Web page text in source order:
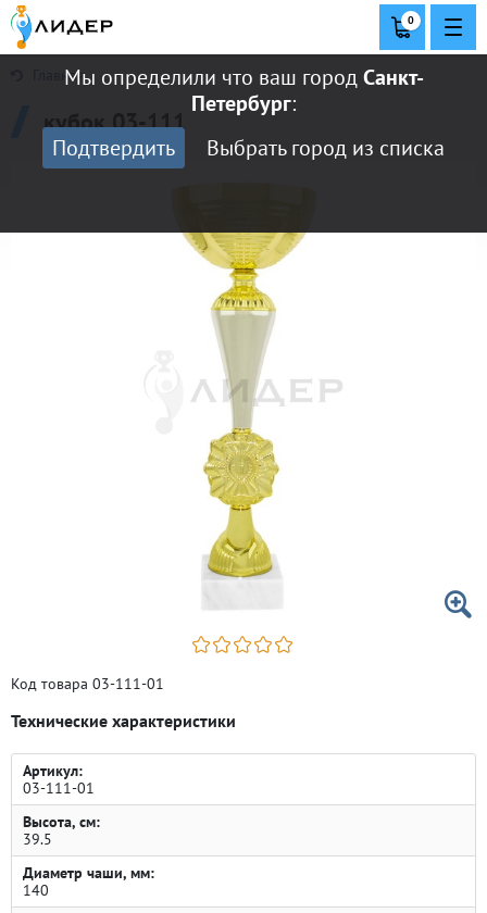
Мы определили что ваш городСанкт-
Петербург:
Подтвердить
Выбрать город из списка
0
Главная
кубок 03-111
Код товара 03-111-01
Технические характеристики
Артикул:
03-111-01
Высота, см:
39.5
Диаметр чаши, мм:
140